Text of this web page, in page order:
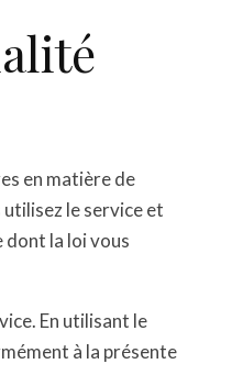
en matière de
le service et
la loi vous
En utilisant le
à la présente